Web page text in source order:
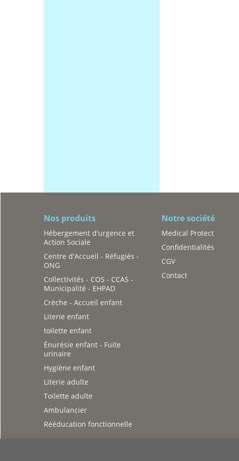
Nos produits
Hébergement d'urgence et
Action Sociale
Centre d'Accueil - Réfugiés -
ONG
Collectivités - COS - CCAS -
Municipalité - EHPAD
Crèche - Accueil enfant
Literie enfant
toilette enfant
Énurésie enfant - Fuite
urinaire
Hygiène enfant
Literie adulte
Toilette adulte
Ambulancier
Rééducation fonctionnelle
Notre société
Medical Protect
Confidentialités
CGV
Contact